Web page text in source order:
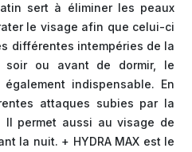
sert à éliminer les peaux
le visage afin que celui-ci
différentes intempéries de la
soir ou avant de dormir, le
indispensable. En
attaques subies par la
Il permet aussi au visage de
la nuit. + HYDRA MAX est le